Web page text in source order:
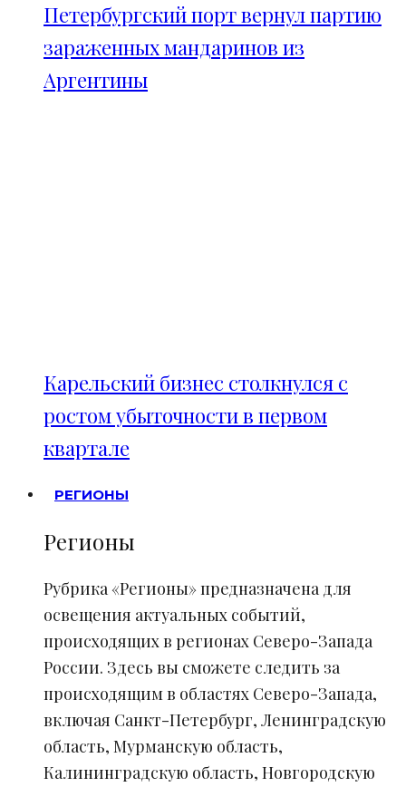
Петербургский порт вернул партию
зараженных мандаринов из
Аргентины
Карельский бизнес столкнулся с
ростом убыточности в первом
квартале
РЕГИОНЫ
Регионы
Рубрика «Регионы» предназначена для
освещения актуальных событий,
происходящих в регионах Северо-Запада
России. Здесь вы сможете следить за
происходящим в областях Северо-Запада,
включая Санкт-Петербург, Ленинградскую
область, Мурманскую область,
Калининградскую область, Новгородскую